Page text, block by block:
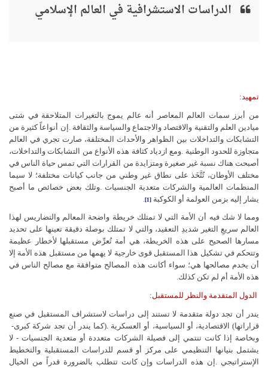
الدراسات الاستشرافية في العالم الإسلامي
تمهيد :
من أبرز سمات العالم المعاصر أنه عالم يموج بالتغيرات المتلاحقة في شتى
ميادين العلم والتقنية والاقتصاد والاجتماع والسياسة والثقافة إن أنواعاً كثيرة من
التشابكات والتداخلات بين الظواهر والأحداث المختلفة، صارت تجري في العالم
متجاوزة للحدود الوطنية ومع ازدياد كثافة هذه الأنواع من التشابكات والتداخلات،
أصبحت هناك نسبة غير صغيرة ومتزايدة من القرارات التي تمس حياة الناس في
مختلف الأوطان، تُتَّخَذ على نطاق غير وطني من جانب كيانات مختلفة؛ لا سيما
المنظمات العالمية والشركات متعدية الجنسيات وتلك بعض خصائص ما أصبح
يشار إليه بزمن العولمة أو الكوكبة [1]
ومما لا شك فيه أن الأمة التي لا تمتلك خريطة واضحة المعالم والتضاريس لهذا
العالم سريعِ التغير شديدِ التعقيد، والتي لا تمتلك بوصلة دقيقة تعينها على تحديد
مسارها
الصحيح على هذه الخريطة، هي أمة تُعرِّض مستقبلها لأخطار
عظيمة
وتتحكم في تشكيل هذا المستقبل قوى خارجية لا يهمها من مستقبل هذه الأمة إلا
أن يخدم مصالحها هي؛ سواء أكانت هذه المصالح متوافقة مع مصالح الناس في
هذه الأمة أم لم تكن كذلك.
الدول المتقدمة والنظر للمستقبل:
يندر أن تجد دولة متقدمة لا تستند إلى دراسات لاستشراف المستقبل في صنع
قراراتها( الاقتصادية، أو السياسية، أو العسكرية ).كما يندر أن تجد شركة كبرى-
وبخاصة إذا كانت تنتمي إلى فصيلة الشركات متعددة أو متعدية الجنسيات- لا
يشتمل بنيانها التنظيمي على مركز أو قسم للدراسات المستقبلية والتخطيط
الإستراتيجي
إن هذه الدراسات وإن كانت تتطلب بالضرورة قدراً من الخيال